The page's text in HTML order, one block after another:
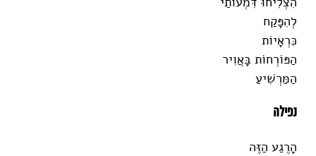
לְהִפָּקַח
כִּרְאָיוֹת
הַפּוֹרְחוֹת בָּאֲוִיר
הַמַּרְשִׁיעַ
נפילה
הָרֶגַע הַזֶּה